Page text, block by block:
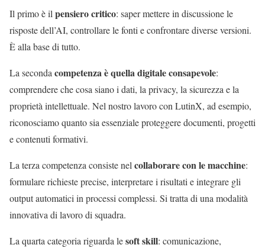
Il primo è ilpensiero critico: saper mettere in discussione le
risposte dell’AI, controllare le fonti e confrontare diverse versioni.
È alla base di tutto.
La secondacompetenza è quella digitale consapevole:
comprendere che cosa siano i dati, la privacy, la sicurezza e la
proprietà intellettuale. Nel nostro lavoro con LutinX, ad esempio,
riconosciamo quanto sia essenziale proteggere documenti, progetti
e contenuti formativi.
La terza competenza consiste nelcollaborare con le macchine:
formulare richieste precise, interpretare i risultati e integrare gli
output automatici in processi complessi. Si tratta di una modalità
innovativa di lavoro di squadra.
La quarta categoria riguarda lesoft skill: comunicazione,